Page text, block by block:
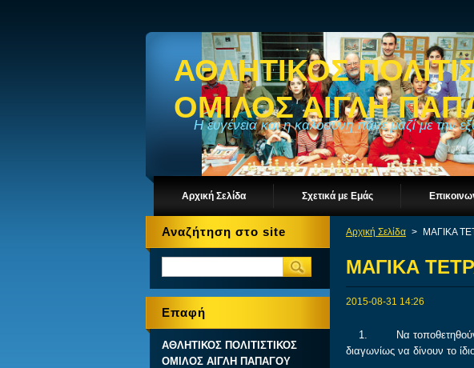
ΑΘΛΗΤΙΚΟΣ
ΟΜΙΛΟΣ ΑΙΓΛΗ
Η ευγένεια και η καλοσύνη πάνε μαζί με την
Αρχική Σελίδα Σχετικά με Eμάς
Αρχική Σελίδα > ΜΑΓΙΚΑ
ΜΑΓΙΚΑ
2015-08-31 14:26
1. Να τοποθετηθούν οι
διαγωνίως να δίνουν το
Αναζήτηση στο site
Επαφή
ΑΘΛΗΤΙΚΟΣ ΠΟΛΙΤΙΣΤΙΚΟΣ
ΟΜΙΛΟΣ ΑΙΓΛΗ ΠΑΠΑΓΟΥ